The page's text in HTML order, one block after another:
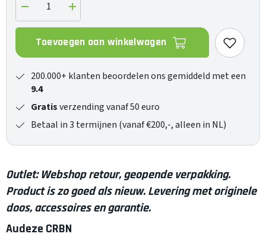
Verlaag
de
hoeveelheid
voor
CRBN
Verhoog
de
hoeveelheid
CRBN
Toevoegen aan winkelwagen
200.000+ klanten beoordelen ons gemiddeld met een
9.4
Gratisverzending vanaf 50 euro
Betaal in 3 termijnen (vanaf €200,-, alleen in NL)
Outlet: Webshop retour, geopende verpakking.
Product is zo goed als nieuw. Levering met originele
doos, accessoires en garantie.
Audeze CRBN